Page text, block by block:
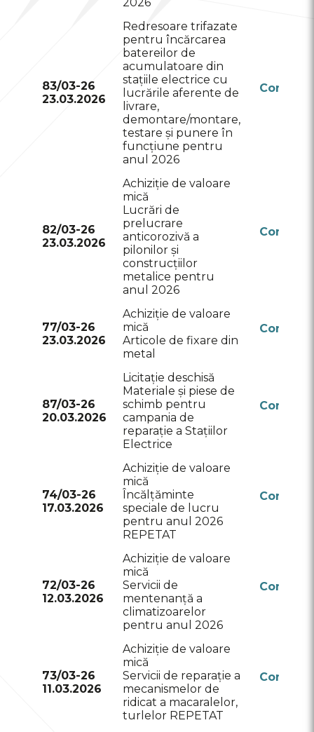
83/03-26
23.03.2026
Redresoare trifazate
pentru încărcarea
batereilor de
acumulatoare din
stațiile electrice cu
lucrările aferente de
livrare,
demontare/montare,
testare și punere în
funcțiune pentru
anul 2026
Conform
82/03-26
23.03.2026
Achiziție de valoare
mică
Lucrări de
prelucrare
anticorozivă a
pilonilor și
construcțiilor
metalice pentru
anul 2026
Conform
77/03-26
23.03.2026
Achiziție de valoare
mică
Articole de fixare din
metal
Conform
87/03-26
20.03.2026
Licitație deschisă
Materiale și piese de
schimb pentru
campania de
reparație a Stațiilor
Electrice
Conform
74/03-26
17.03.2026
Achiziție de valoare
mică
Încălțăminte
speciale de lucru
pentru anul 2026
REPETAT
Conform
72/03-26
12.03.2026
Achiziție de valoare
mică
Servicii de
mentenanță a
climatizoarelor
pentru anul 2026
Conform
73/03-26
11.03.2026
Achiziție de valoare
mică
Servicii de reparație a
mecanismelor de
ridicat a macaralelor,
turlelor REPETAT
Conform